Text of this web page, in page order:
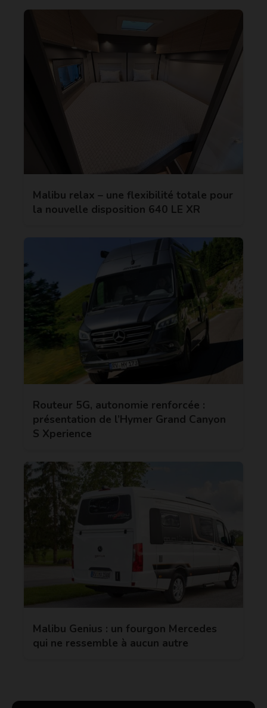
Malibu relax – une flexibilité totale pour
la nouvelle disposition 640 LE XR
Routeur 5G, autonomie renforcée :
présentation de l’Hymer Grand Canyon
S Xperience
Malibu Genius : un fourgon Mercedes
qui ne ressemble à aucun autre